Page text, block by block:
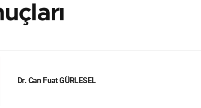
Dr. Can Fuat GÜRLESEL